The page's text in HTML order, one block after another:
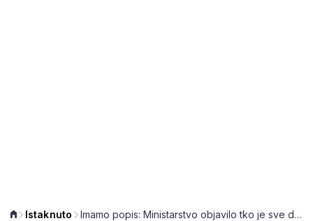
Istaknuto Imamo popis: Ministarstvo objavilo tko je sve dobio ugovore iz treće faze programa Zaželi